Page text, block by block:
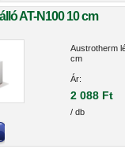
AT-N100 10 cm
Austrotherm
cm
Ár:
2 088 Ft
/ db